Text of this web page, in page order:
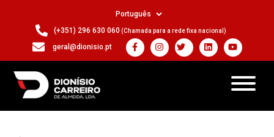
(+351) 296 630 060(Chamada para a rede fixa nacional)
geral@dionisio.pt